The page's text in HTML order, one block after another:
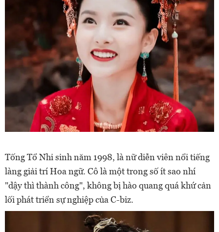
Tống Tổ Nhi sinh năm 1998, là nữ diễn viên nổi tiếng
làng giải trí Hoa ngữ. Cô là một trong số ít sao nhí
"dậy thì thành công", không bị hào quang quá khứ cản
lối phát triển sự nghiệp của C-biz.